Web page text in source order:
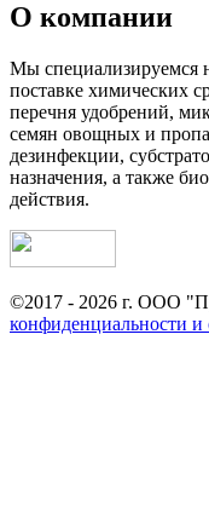
О компании
Мы специализируемся
поставке химических
перечня удобрений,
семян овощных и
дезинфекции,
назначения, а также
действия.
©2017 - 2026 г. ООО
конфиденциальности